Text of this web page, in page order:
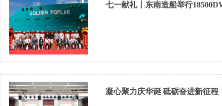
七一献礼丨东南造船举行
凝心聚力庆华诞 砥砺奋进新征